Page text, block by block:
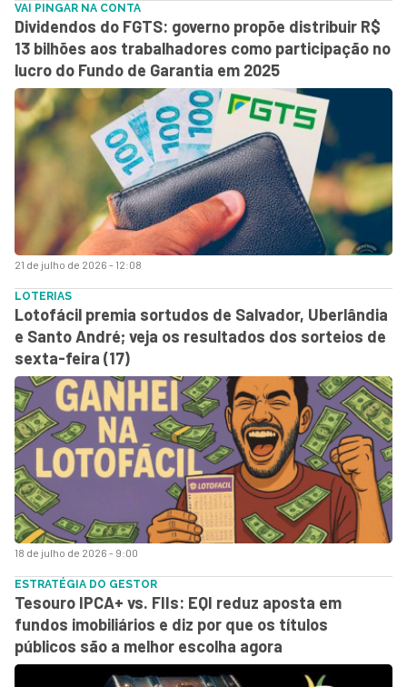
21 de julho de 2026 - 12:08
VAI PINGAR NA CONTA
Dividendos do FGTS: governo propõe distribuir R$
13 bilhões aos trabalhadores como participação no
lucro do Fundo de Garantia em 2025
18 de julho de 2026 - 9:00
LOTERIAS
Lotofácil premia sortudos de Salvador, Uberlândia
e Santo André; veja os resultados dos sorteios de
sexta-feira (17)
ESTRATÉGIA DO GESTOR
Tesouro IPCA+ vs. FIIs: EQI reduz aposta em
fundos imobiliários e diz por que os títulos
públicos são a melhor escolha agora